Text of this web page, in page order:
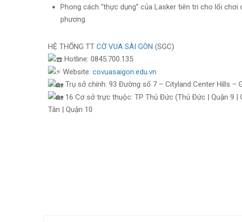
Phong cách “thực dụng” của Lasker tiên tri cho lối
phương.
HỆ THỐNG TT CỜ VUA SÀI GÒN (SGC)
Hotline: 0845.700.135
Website: covuasaigon.edu.vn
Trụ sở chính: 93 Đường số 7 – Cityland Center Hills –
16 Cơ sở trực thuộc: TP Thủ Đức (Thủ Đức | Quận 9 |
Tân | Quận 10